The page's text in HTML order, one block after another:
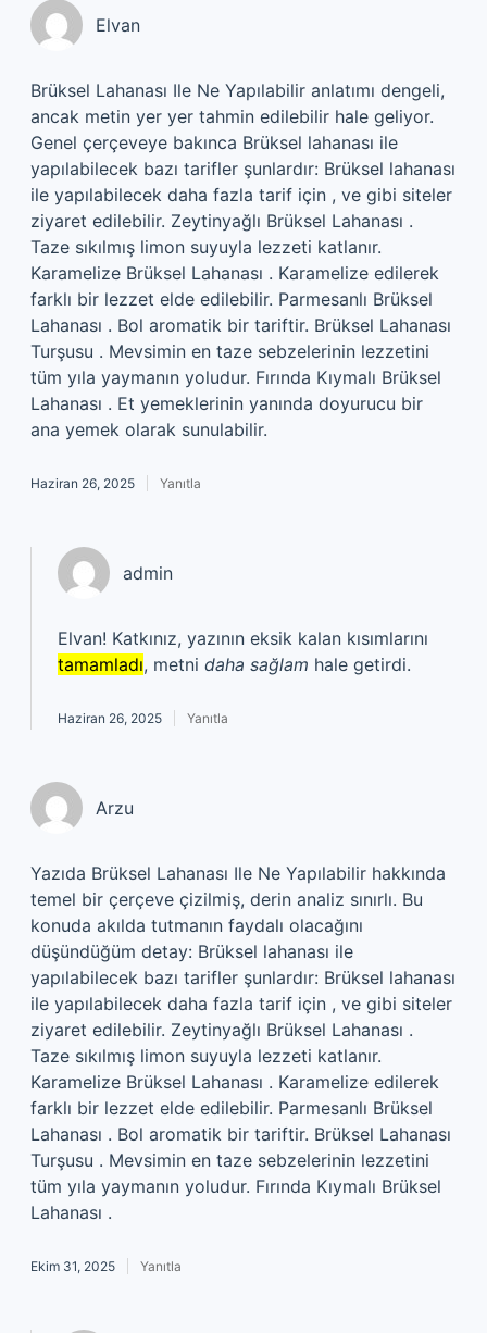
Elvan
Brüksel Lahanası Ile Ne Yapılabilir anlatımı dengeli,
ancak metin yer yer tahmin edilebilir hale geliyor.
Genel çerçeveye bakınca Brüksel lahanası ile
yapılabilecek bazı tarifler şunlardır: Brüksel lahanası
ile yapılabilecek daha fazla tarif için , ve gibi siteler
ziyaret edilebilir. Zeytinyağlı Brüksel Lahanası .
Taze sıkılmış limon suyuyla lezzeti katlanır.
Karamelize Brüksel Lahanası . Karamelize edilerek
farklı bir lezzet elde edilebilir. Parmesanlı Brüksel
Lahanası . Bol aromatik bir tariftir. Brüksel Lahanası
Turşusu . Mevsimin en taze sebzelerinin lezzetini
tüm yıla yaymanın yoludur. Fırında Kıymalı Brüksel
Lahanası . Et yemeklerinin yanında doyurucu bir
ana yemek olarak sunulabilir.
Haziran 26, 2025 Yanıtla
admin
Elvan! Katkınız, yazının eksik kalan kısımlarını
tamamladı, metni daha sağlam hale getirdi.
Haziran 26, 2025 Yanıtla
Arzu
Yazıda Brüksel Lahanası Ile Ne Yapılabilir hakkında
temel bir çerçeve çizilmiş, derin analiz sınırlı. Bu
konuda akılda tutmanın faydalı olacağını
düşündüğüm detay: Brüksel lahanası ile
yapılabilecek bazı tarifler şunlardır: Brüksel lahanası
ile yapılabilecek daha fazla tarif için , ve gibi siteler
ziyaret edilebilir. Zeytinyağlı Brüksel Lahanası .
Taze sıkılmış limon suyuyla lezzeti katlanır.
Karamelize Brüksel Lahanası . Karamelize edilerek
farklı bir lezzet elde edilebilir. Parmesanlı Brüksel
Lahanası . Bol aromatik bir tariftir. Brüksel Lahanası
Turşusu . Mevsimin en taze sebzelerinin lezzetini
tüm yıla yaymanın yoludur. Fırında Kıymalı Brüksel
Lahanası .
Ekim 31, 2025 Yanıtla